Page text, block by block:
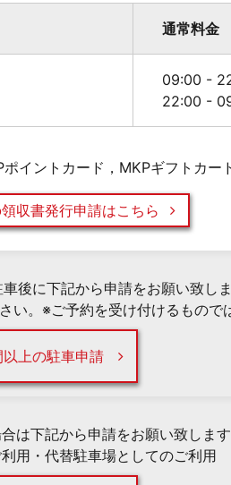
通常料金
09:00 -
22:00 -
イントカード，MKPギフトカー
収書発行申請はこちら
後に下記から申請をお願い致し
い。※ご予約を受け付けるもので
上の駐車申請
は下記から申請をお願い致しま
利用・代替駐車場としてのご利用